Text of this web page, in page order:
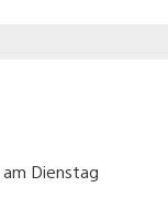
Dienstag